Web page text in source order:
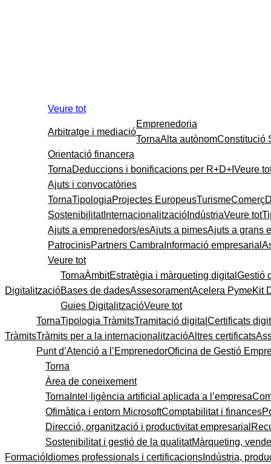
Veure tot
Arbitratge i mediació
Emprenedoria
TornaAlta autònomConstitució
Orientació financera
TornaDeduccions i bonificacions per R+D+I Veure
Ajuts i convocatòries
TornaTipologiaProjectes EuropeusTurismeComerç
SostenibilitatInternacionalització IndústriaVeure tot
Ajuts a emprenedors/esAjuts a pimesAjuts a grans
PatrocinisPartners Cambra Informació empresarial
Veure tot
Digitalització
TornaÀmbitEstratègia i màrqueting digital Gestió
Bases de dadesAssesoramentAcelera PymeKit
Guies DigitalitzacióVeure tot
Tràmits
TornaTipologia TràmitsTramitació digital Certificats
Tràmits per a la internacionalitzacióAltres certificats
Punt d’Atenció a l’EmprenedorOficina de Gestió
Formació
Torna
Àrea de coneixement
Torna Intel·ligència artificial aplicada a l’empresa
Ofimàtica i entorn MicrosoftComptabilitat i finances
Direcció, organització i productivitat empresarial
Sostenibilitat i gestió de la qualitatMàrqueting,
Idiomes professionals i certificacions Indústria,